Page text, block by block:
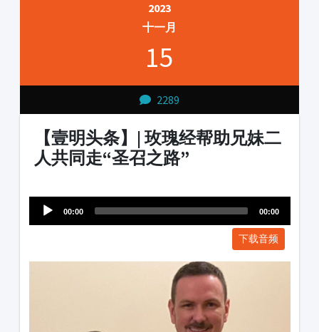
2023
十一月
15
2289
【壹明头条】| 玫瑰经帮助兄妹二
人共同走“圣召之路”
Player
00:00 00:00
下载音频